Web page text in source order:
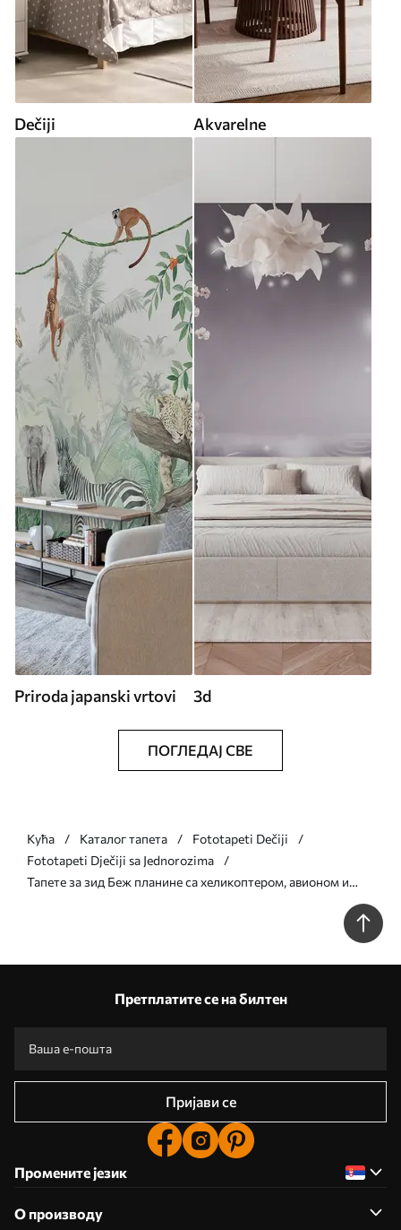
Dečiji Akvarelne
Priroda japanski vrtovi 3d
ПОГЛЕДАЈ СВЕ
Кућа Каталог тапета
Fototapeti Dečiji
Fototapeti Dječiji sa Jednorozima
Тапете за зид Беж планине са хеликоптером, авионом и
Претплатите се на билтен
Пријави се
Промените језик
О производу